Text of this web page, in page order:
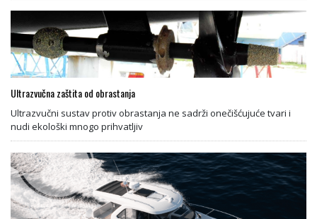
Ultrazvučna zaštita od obrastanja
Ultrazvučni sustav protiv obrastanja ne sadrži onečišćujuće tvari i
nudi ekološki mnogo prihvatljiv